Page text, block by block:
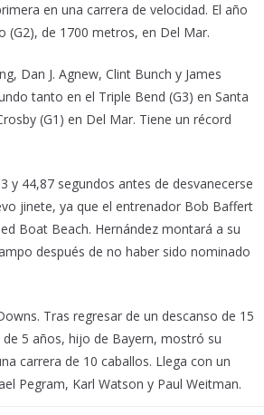
en una carrera de velocidad. El año
(G2), de 1700 metros, en Del Mar.
Dan J. Agnew, Clint Bunch y James
tanto en el Triple Bend (G3) en Santa
(G1) en Del Mar. Tiene un récord
y 44,87 segundos antes de desvanecerse
jinete, ya que el entrenador Bob Baffert
Boat Beach. Hernández montará a su
después de no haber sido nominado
Tras regresar de un descanso de 15
5 años, hijo de Bayern, mostró su
carrera de 10 caballos. Llega con un
Pegram, Karl Watson y Paul Weitman.